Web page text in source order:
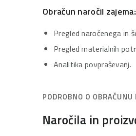
Obračun naročil zajema:
Pregled naročenega in
Pregled materialnih
Analitika povpraševanj.
PODROBNO O
Naročila in